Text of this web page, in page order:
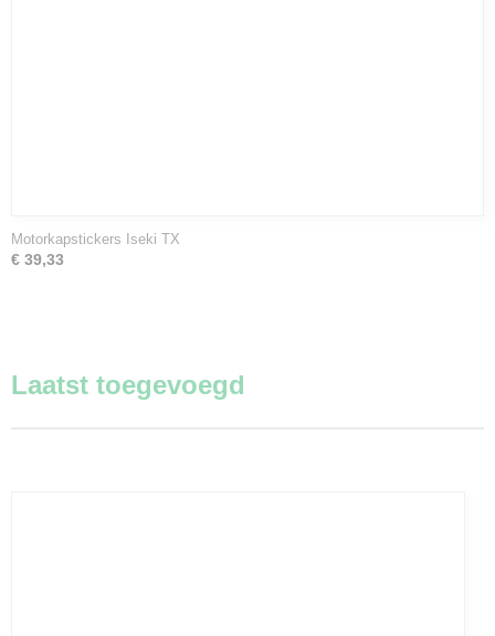
Motorkapstickers Iseki TX
€ 39,33
Laatst toegevoegd